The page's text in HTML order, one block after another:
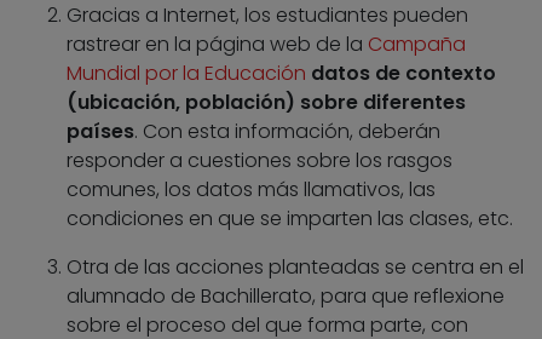
Gracias a Internet, los estudiantes pueden
rastrear en la página web de la Campaña
Mundial por la Educación datos de contexto
(ubicación, población) sobre diferentes
países. Con esta información, deberán
responder a cuestiones sobre los rasgos
comunes, los datos más llamativos, las
condiciones en que se imparten las clases, etc.
Otra de las acciones planteadas se centra en el
alumnado de Bachillerato, para que reflexione
sobre el proceso del que forma parte, con